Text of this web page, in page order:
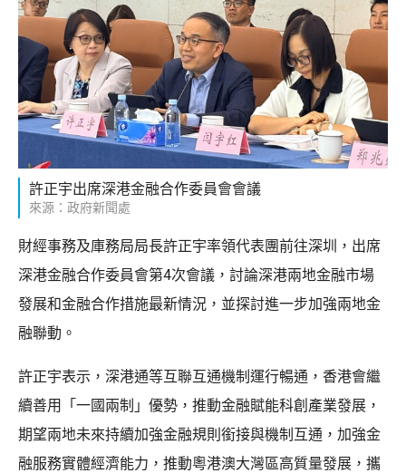
許正宇出席深港金融合作委員會會議
來源：政府新聞處
財經事務及庫務局局長許正宇率領代表團前往深圳，出席
深港金融合作委員會第4次會議，討論深港兩地金融市場
發展和金融合作措施最新情況，並探討進一步加強兩地金
融聯動。
許正宇表示，深港通等互聯互通機制運行暢通，香港會繼
續善用「一國兩制」優勢，推動金融賦能科創產業發展，
期望兩地未來持續加強金融規則銜接與機制互通，加強金
融服務實體經濟能力，推動粵港澳大灣區高質量發展，攜